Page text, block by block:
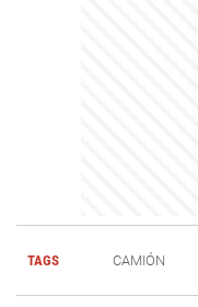
TAGS CAMIÓN